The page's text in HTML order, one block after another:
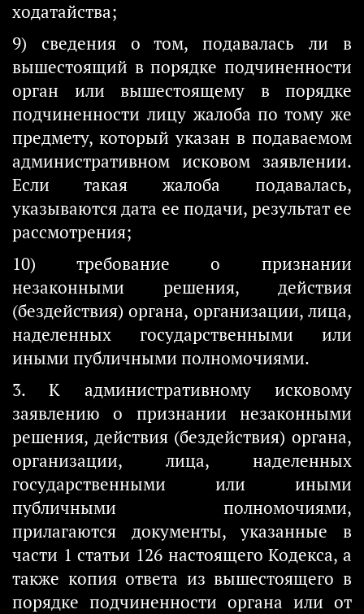
ходатайства;
9) сведения о том, подавалась ли в
вышестоящий в порядке подчиненности
орган или вышестоящему в порядке
подчиненности лицу жалоба по тому же
предмету, который указан в подаваемом
административном исковом заявлении.
Если такая жалоба подавалась,
указываются дата ее подачи, результат ее
рассмотрения;
10) требование о признании
незаконными решения, действия
(бездействия) органа, организации, лица,
наделенных государственными или
иными публичными полномочиями.
3. К административному исковому
заявлению о признании незаконными
решения, действия (бездействия) органа,
организации, лица, наделенных
государственными или иными
публичными полномочиями,
прилагаются документы, указанные в
части 1 статьи 126 настоящего Кодекса, а
также копия ответа из вышестоящего в
порядке подчиненности органа или от